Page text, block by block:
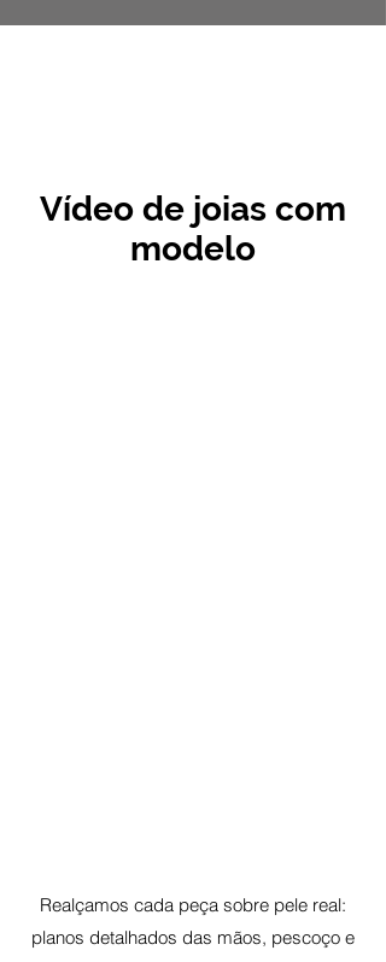
Vídeo de joias com
modelo
Realçamos cada peça sobre pele real:
planos detalhados das mãos, pescoço e